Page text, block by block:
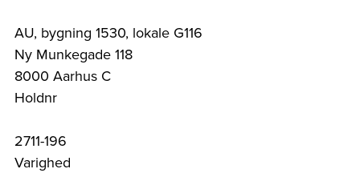
AU, bygning 1530, lokale G116
Ny Munkegade 118
8000 Aarhus C
Holdnr
2711-196
Varighed